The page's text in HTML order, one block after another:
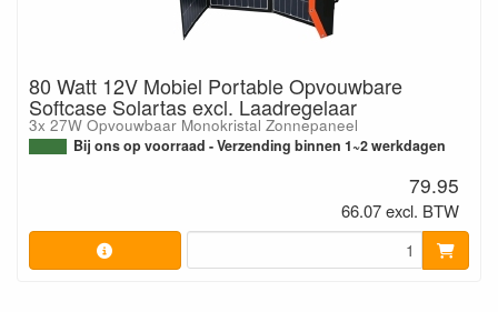
80 Watt 12V Mobiel Portable Opvouwbare
Softcase Solartas excl. Laadregelaar
3x 27W Opvouwbaar Monokristal Zonnepaneel
Bij ons op voorraad - Verzending binnen 1~2 werkdagen
79.95
66.07 excl. BTW